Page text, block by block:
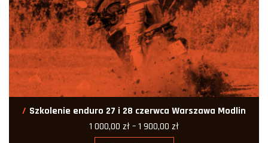
Szkolenie enduro 27 i 28 czerwca Warszawa Modlin
1 000,00 zł–1 900,00 złZakres